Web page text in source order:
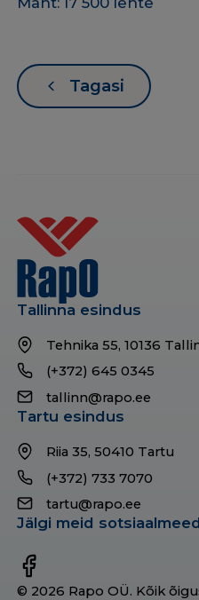
Tagasi
Tallinna esindus
Tehnika 55, 10136
(+372) 645 0345
tallinn@rapo.ee
Tartu esindus
Riia 35, 50410 Tartu
(+372) 733 7070
tartu@rapo.ee
Jälgi meid
© 2026 Rapo OÜ. Kõik